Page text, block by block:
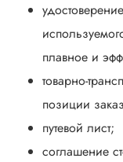
плавное и
товарно-
позиции
путевой лист;
соглашение